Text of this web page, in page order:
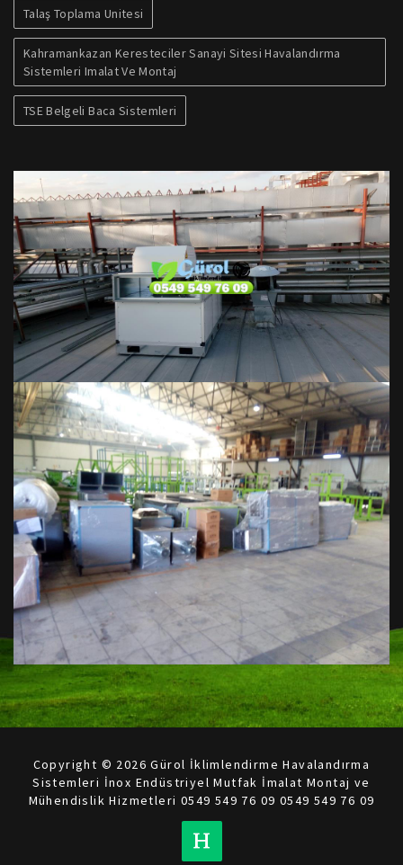
Talaş Toplama Unitesi
Kahramankazan Keresteciler Sanayi Sitesi Havalandırma
Sistemleri Imalat Ve Montaj
TSE Belgeli Baca Sistemleri
Copyright © 2026 Gürol İklimlendirme Havalandırma
Sistemleri İnox Endüstriyel Mutfak İmalat Montaj ve
Mühendislik Hizmetleri 0549 549 76 09 0549 549 76 09